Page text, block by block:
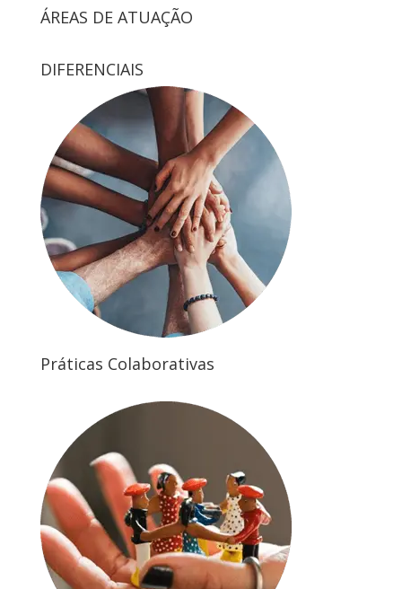
ÁREAS DE ATUAÇÃO
DIFERENCIAIS
Práticas Colaborativas